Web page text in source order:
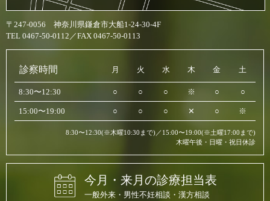
〒247-0056 神奈川県鎌倉市大船1-24-30-4F
TEL 0467-50-0112／FAX 0467-50-0113
診察時間 月 火 水 木 金 土
8:30〜12:30 ○ ○ ○ ※ ○ ○
15:00〜19:00 ○ ○ ○ ✕ ○ ※
8:30〜12:30(※木曜10:30まで)／15:00〜19:00(※土曜17:00まで)
木曜午後・日曜・祝日休診
今月・来月の診療担当表
一般外来・男性不妊相談・漢方相談